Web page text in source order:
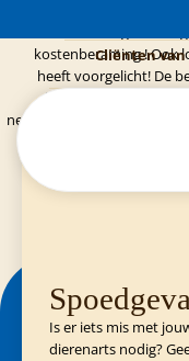
Vandaag heeft onze
Valkenburg! We
kostenberaming ! Ook
heeft voorgelicht! De
behandeling wordt er
nemen de tijd om je
Dieren
Cliënten
Is er iets mis met
dierenarts nodig?